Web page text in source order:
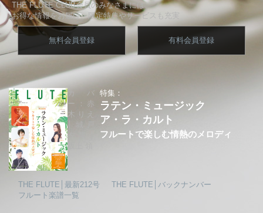
THE FLUTE CLUB会員のみなさまには、
お得な情報をお届け、限定特典やサービスも充実
無料会員登録 有料会員登録
特集：
ラテン・ミュージック
ア・ラ・カルト
フルートで楽しむ情熱のメロディ
カバ
ー：赤
木りえ
THE FLUTE│最新212号
THE FLUTE│バックナンバー
フルート楽譜一覧